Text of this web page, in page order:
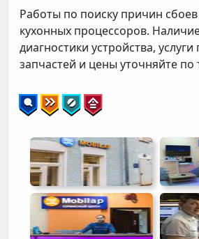
Работы по поиску причин
кухонных процессоров.
диагностики устройства,
запчастей и цены уточняйте по